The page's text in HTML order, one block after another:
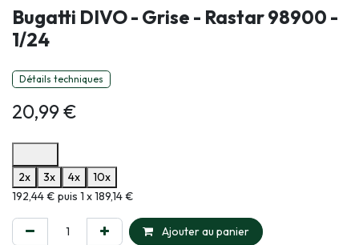
Bugatti DIVO - Grise - Rastar 98900 -
1/24
Détails techniques
20,99€
2x
3x 4x
10x
Informations sur le plan de paiement sélectionné
192,44 € puis 1 x 189,14 €
Ajouter au panier